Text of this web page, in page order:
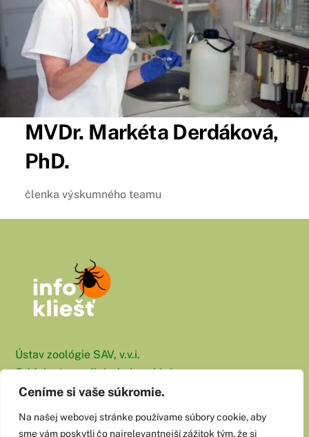
Ceníme si vaše súkromie.
Na našej webovej stránke používame súbory cookie, aby
sme vám poskytli čo najrelevantnejší zážitok tým, že si
MVDr. Markéta Derdáková,
PhD.
členka výskumného teamu
Ústav zoológie SAV, v.v.i.
Oddelenie medicínskej zoológie
Dúbravská cesta 9